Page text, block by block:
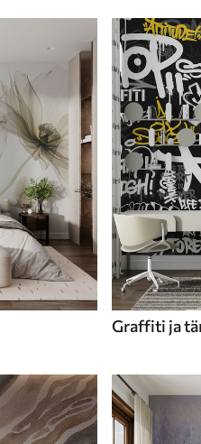
Graffiti ja